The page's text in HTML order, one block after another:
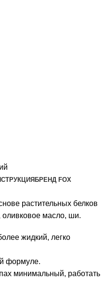
БРЕНД FOX
растительных белков
масло, ши.
жидкий, легко
формуле.
минимальный, работать